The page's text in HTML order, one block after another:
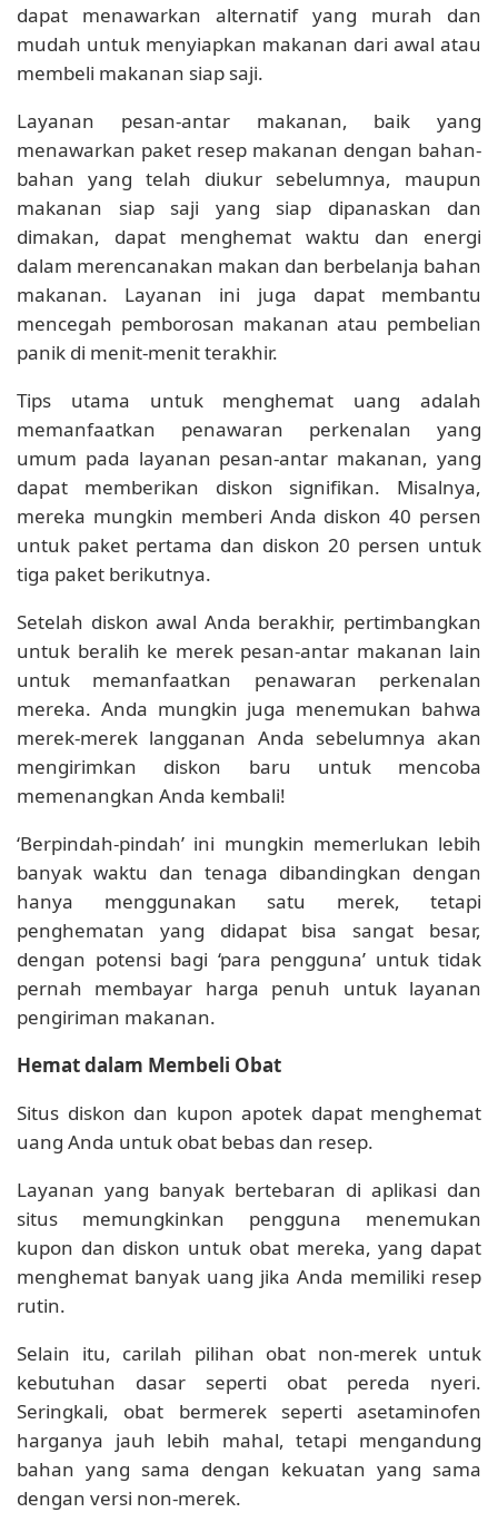
dapat menawarkan alternatif yang murah dan
mudah untuk menyiapkan makanan dari awal atau
membeli makanan siap saji.
Layanan pesan-antar makanan, baik yang
menawarkan paket resep makanan dengan bahan-
bahan yang telah diukur sebelumnya, maupun
makanan siap saji yang siap dipanaskan dan
dimakan, dapat menghemat waktu dan energi
dalam merencanakan makan dan berbelanja bahan
makanan. Layanan ini juga dapat membantu
mencegah pemborosan makanan atau pembelian
panik di menit-menit terakhir.
Tips utama untuk menghemat uang adalah
memanfaatkan penawaran perkenalan yang
umum pada layanan pesan-antar makanan, yang
dapat memberikan diskon signifikan. Misalnya,
mereka mungkin memberi Anda diskon 40 persen
untuk paket pertama dan diskon 20 persen untuk
tiga paket berikutnya.
Setelah diskon awal Anda berakhir, pertimbangkan
untuk beralih ke merek pesan-antar makanan lain
untuk memanfaatkan penawaran perkenalan
mereka. Anda mungkin juga menemukan bahwa
merek-merek langganan Anda sebelumnya akan
mengirimkan diskon baru untuk mencoba
memenangkan Anda kembali!
‘Berpindah-pindah’ ini mungkin memerlukan lebih
banyak waktu dan tenaga dibandingkan dengan
hanya menggunakan satu merek, tetapi
penghematan yang didapat bisa sangat besar,
dengan potensi bagi ‘para pengguna’ untuk tidak
pernah membayar harga penuh untuk layanan
pengiriman makanan.
Hemat dalam Membeli Obat
Situs diskon dan kupon apotek dapat menghemat
uang Anda untuk obat bebas dan resep.
Layanan yang banyak bertebaran di aplikasi dan
situs memungkinkan pengguna menemukan
kupon dan diskon untuk obat mereka, yang dapat
menghemat banyak uang jika Anda memiliki resep
rutin.
Selain itu, carilah pilihan obat non-merek untuk
kebutuhan dasar seperti obat pereda nyeri.
Seringkali, obat bermerek seperti asetaminofen
harganya jauh lebih mahal, tetapi mengandung
bahan yang sama dengan kekuatan yang sama
dengan versi non-merek.